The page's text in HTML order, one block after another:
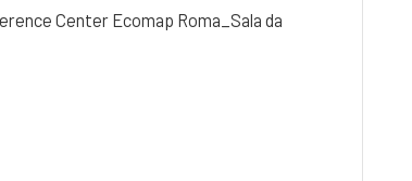
Center Ecomap Roma_Sala da